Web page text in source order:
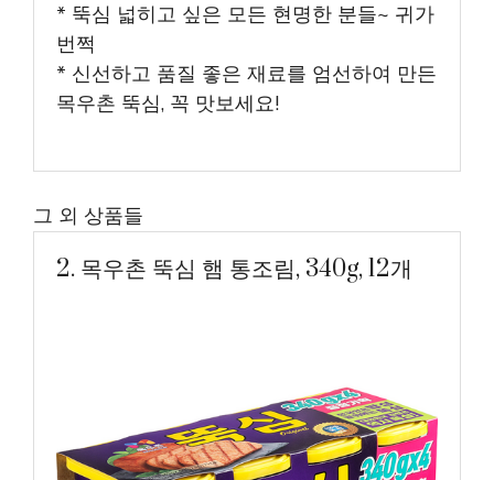
* 뚝심 넓히고 싶은 모든 현명한 분들~ 귀가
번쩍
* 신선하고 품질 좋은 재료를 엄선하여 만든
목우촌 뚝심, 꼭 맛보세요!
그 외 상품들
2. 목우촌 뚝심 햄 통조림, 340g, 12개